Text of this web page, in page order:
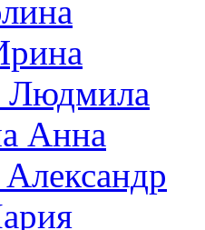
Людмила
Анна